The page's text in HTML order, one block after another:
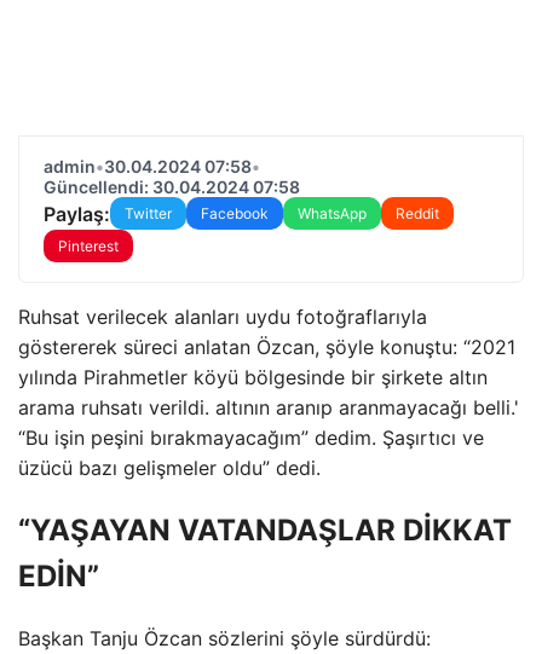
admin•30.04.2024 07:58•
Güncellendi: 30.04.2024 07:58
Paylaş: Twitter Facebook WhatsApp
Reddit
Pinterest
Ruhsat verilecek alanları uydu fotoğraflarıyla
göstererek süreci anlatan Özcan, şöyle konuştu: “2021
yılında Pirahmetler köyü bölgesinde bir şirkete altın
arama ruhsatı verildi. altının aranıp aranmayacağı belli.'
“Bu işin peşini bırakmayacağım” dedim. Şaşırtıcı ve
üzücü bazı gelişmeler oldu” dedi.
“YAŞAYAN VATANDAŞLAR DİKKAT
EDİN”
Başkan Tanju Özcan sözlerini şöyle sürdürdü: